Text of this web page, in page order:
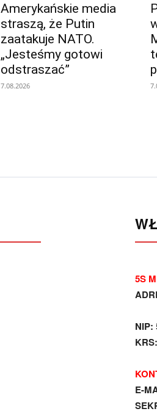
Amerykańskie media
straszą, że Putin
zaatakuje NATO.
„Jesteśmy gotowi
odstraszać”
7.08.2026
5S
NIP:
KRS:
E-